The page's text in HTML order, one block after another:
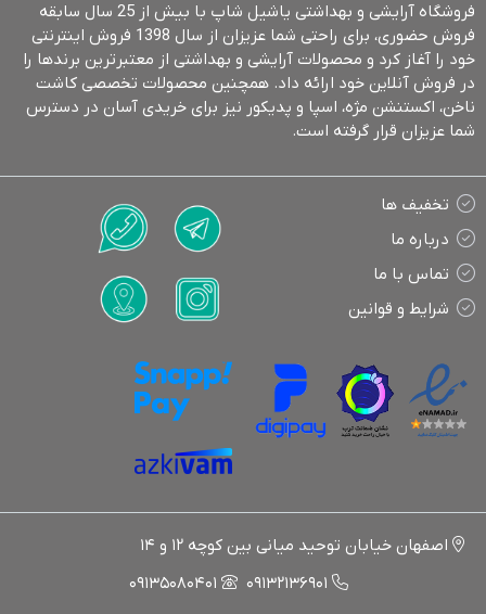
فروشگاه آرایشی و بهداشتی یاشیل شاپ با بیش از 25 سال سابقه
فروش حضوری، برای راحتی شما عزیزان از سال 1398 فروش اینترنتی
خود را آغاز کرد و محصولات آرایشی و بهداشتی از معتبرترین برندها را
در فروش آنلاین خود ارائه داد. همچنین محصولات تخصصی کاشت
ناخن، اکستنشن مژه، اسپا و پدیکور نیز برای خریدی آسان در دسترس
شما عزیزان قرار گرفته است.
تخفیف ها
درباره ما
تماس با ما
شرایط و قوانین
اصفهان خیابان توحید میانی بین کوچه 12 و 14
09132136901
09135080401